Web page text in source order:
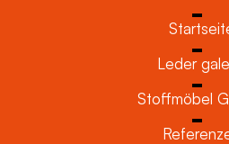
Leder
Stoffmöbel